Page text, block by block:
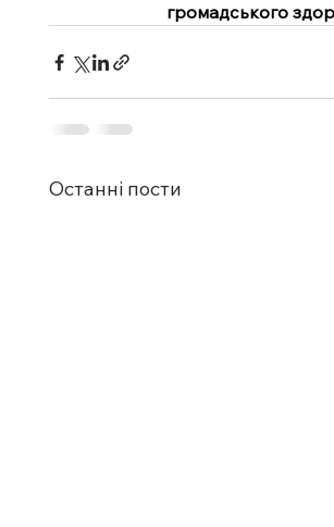
громадського
Останні пости